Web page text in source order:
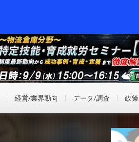
経営/業界動向 データ/調査 政策